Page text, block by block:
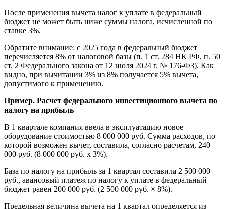
После применения вычета налог к уплате в федеральный
бюджет не может быть ниже суммы налога, исчисленной по
ставке 3%.
Обратите внимание: с 2025 года в федеральный бюджет
перечисляется 8% от налоговой базы (п. 1 ст. 284 НК РФ, п. 50
ст. 2 Федерального закона от 12 июля 2024 г. № 176-ФЗ). Как
видно, при вычитании 3% из 8% получается 5% вычета,
допустимого к применению.
Пример. Расчет федерального инвестиционного вычета по
налогу на прибыль
В 1 квартале компания ввела в эксплуатацию новое
оборудование стоимостью 8 000 000 руб. Сумма расходов, по
которой возможен вычет, составила, согласно расчетам, 240
000 руб. (8 000 000 руб. х 3%).
База по налогу на прибыль за 1 квартал составила 2 500 000
руб., авансовый платеж по налогу к уплате в федеральный
бюджет равен 200 000 руб. (2 500 000 руб. × 8%).
Предельная величина вычета на 1 квартал определяется из